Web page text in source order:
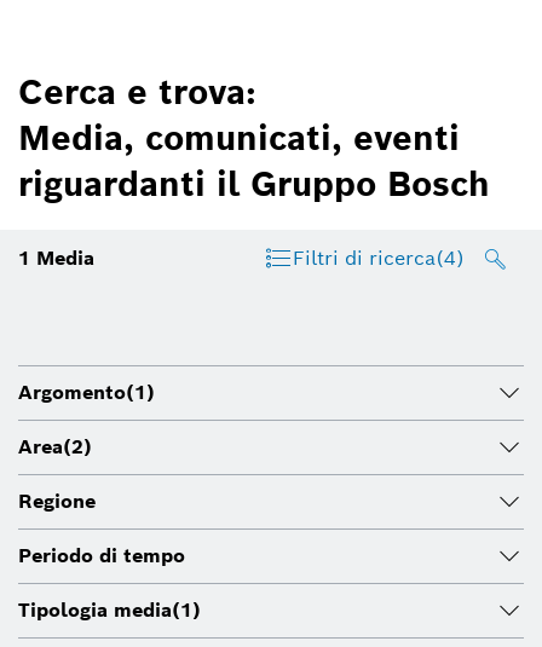
Cerca e trova:
Media, comunicati, eventi
riguardanti il Gruppo Bosch
1 Media Filtri di ricerca(4)
Argomento(1)
Area(2)
Regione
Periodo di tempo
Tipologia media(1)